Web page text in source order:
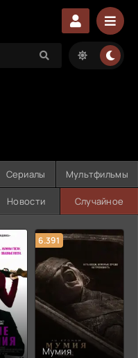
Сериалы Мультфильмы
Новости Случайное
6.391
Мумия